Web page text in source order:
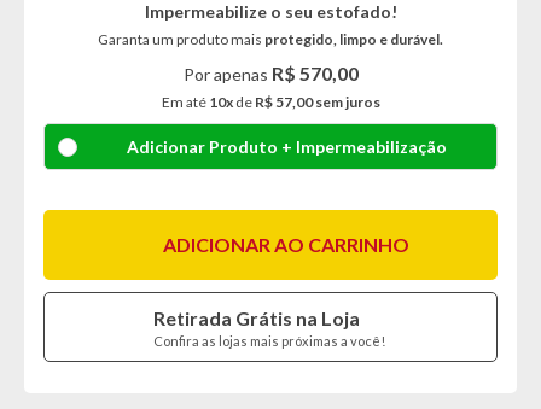
Impermeabilize o seu estofado!
Garanta um produto mais protegido, limpo e durável.
Por apenas R$ 570,00
Em até 10xde R$ 57,00 sem juros
Adicionar Produto + Impermeabilização
ADICIONAR AO CARRINHO
Retirada Grátis na Loja
Confira as lojas mais próximas a você!